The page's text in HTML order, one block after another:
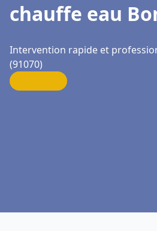
chauffe eau
Intervention rapide et
(91070)